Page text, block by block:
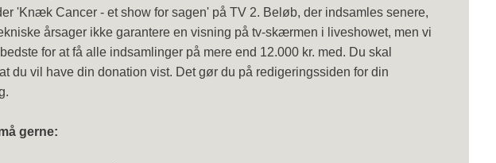
'Knæk Cancer - et show for sagen' på TV 2. Beløb, der indsamles senere,
årsager ikke garantere en visning på tv-skærmen i liveshowet, men vi
for at få alle indsamlinger på mere end 12.000 kr. med. Du skal
du vil have din donation vist. Det gør du på redigeringssiden for din
gerne: